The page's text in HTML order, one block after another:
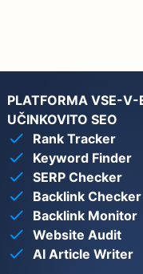
PLATFORMA VSE-V-
UČINKOVITO SEO
Rank Tracker
Keyword Finder
SERP Checker
Backlink Checker
Backlink Monitor
Website Audit
AI Article Writer